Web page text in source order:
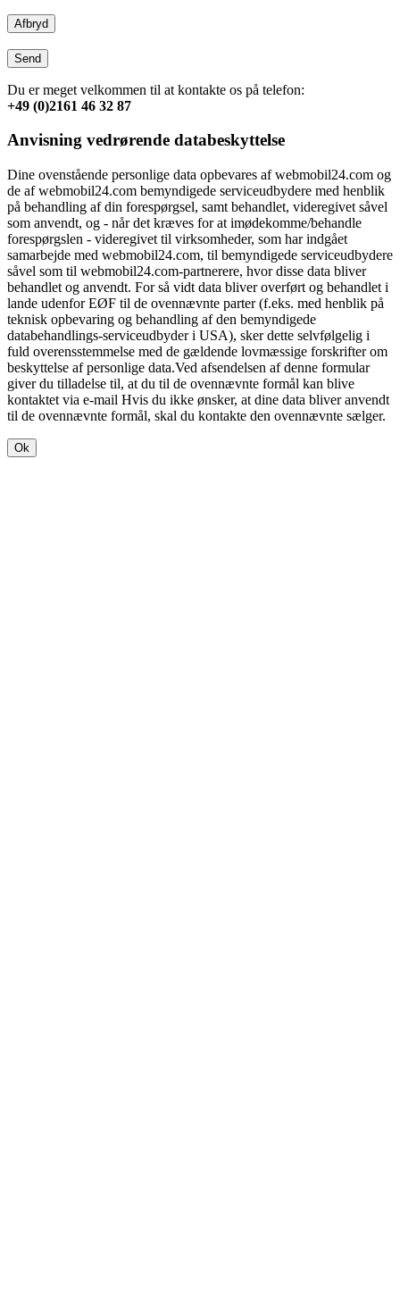
Afbryd
Send
Du er meget velkommen til at kontakte os på telefon:
+49 (0)2161 46 32 87
Anvisning vedrørende databeskyttelse
Dine ovenstående personlige data opbevares af webmobil24.com og
de af webmobil24.com bemyndigede serviceudbydere med henblik
på behandling af din forespørgsel, samt behandlet, videregivet såvel
som anvendt, og - når det kræves for at imødekomme/behandle
forespørgslen - videregivet til virksomheder, som har indgået
samarbejde med webmobil24.com, til bemyndigede serviceudbydere
såvel som til webmobil24.com-partnerere, hvor disse data bliver
behandlet og anvendt. For så vidt data bliver overført og behandlet i
lande udenfor EØF til de ovennævnte parter (f.eks. med henblik på
teknisk opbevaring og behandling af den bemyndigede
databehandlings-serviceudbyder i USA), sker dette selvfølgelig i
fuld overensstemmelse med de gældende lovmæssige forskrifter om
beskyttelse af personlige data.Ved afsendelsen af denne formular
giver du tilladelse til, at du til de ovennævnte formål kan blive
kontaktet via e-mail Hvis du ikke ønsker, at dine data bliver anvendt
til de ovennævnte formål, skal du kontakte den ovennævnte sælger.
Ok